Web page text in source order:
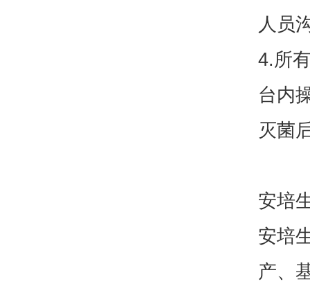
人员
4.所
台内
灭菌
安培
安培
产、